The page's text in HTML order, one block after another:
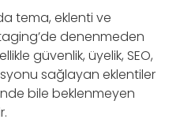
tema, eklenti ve
denenmeden
güvenlik, üyelik, SEO,
sağlayan eklentiler
bile beklenmeyen